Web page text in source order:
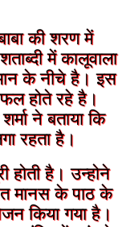
की शरण में
में कालूवाला
के नीचे है। इस
होते रहे है।
ने बताया कि
रहता है।
होती है। उन्होने
मानस के पाठ के
किया गया है।